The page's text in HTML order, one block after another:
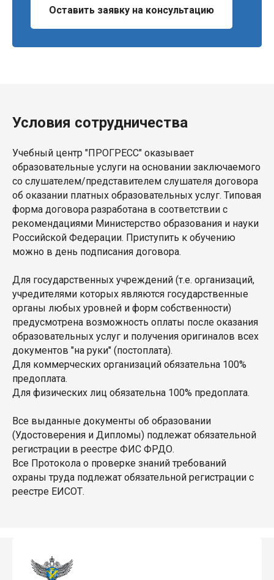
Оставить заявку на консультацию
Условия сотрудничества
Учебный центр "ПРОГРЕСС" оказывает
образовательные услуги на основании заключаемого
со слушателем/представителем слушателя договора
об оказании платных образовательных услуг. Типовая
форма договора разработана в соответствии с
рекомендациями Министерство образования и науки
Российской Федерации. Приступить к обучению
можно в день подписания договора.
Для государственных учреждений (т.е. организаций,
учредителями которых являются государственные
органы любых уровней и форм собственности)
предусмотрена возможность оплаты после оказания
образовательных услуг и получения оригиналов всех
документов "на руки" (постоплата).
Для коммерческих организаций обязательна 100%
предоплата.
Для физических лиц обязательна 100% предоплата.
Все выданные документы об образовании
(Удостоверения и Дипломы) подлежат обязательной
регистрации в реестре ФИС ФРДО.
Все Протокола о проверке знаний требований
охраны труда подлежат обязательной регистрации с
реестре ЕИСОТ.